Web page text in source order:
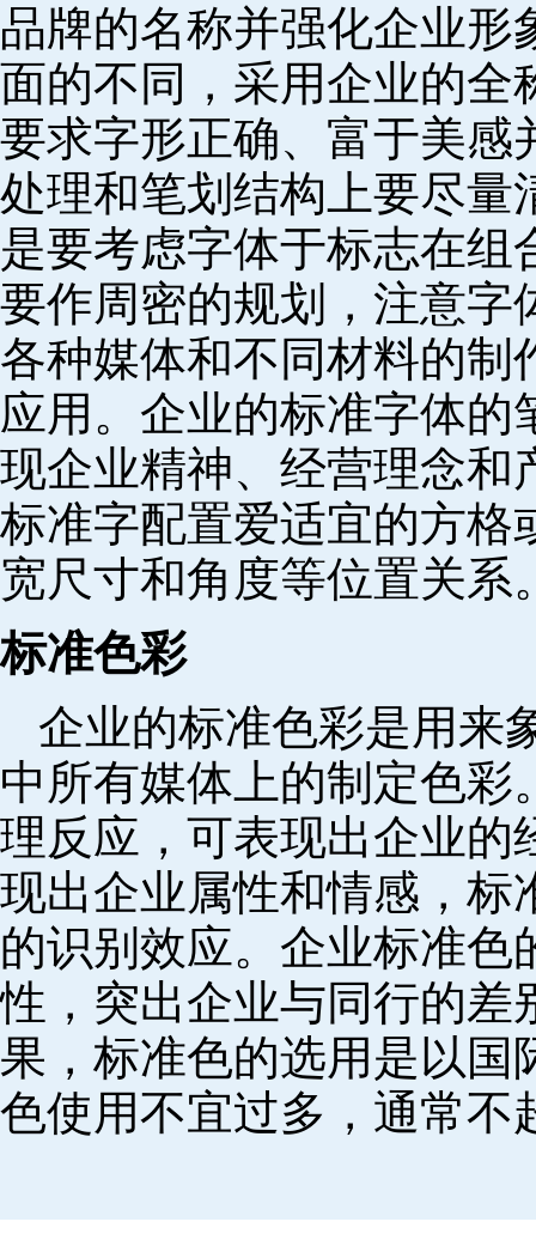
品牌的名称并强化企业
面的不同，采用企业的全
要求字形正确、富于美感
处理和笔划结构上要尽量
是要考虑字体于标志在
要作周密的规划，注意字
各种媒体和不同材料的制
应用。企业的标准字体
现企业精神、经营理念和
标准字配置爱适宜的方格
宽尺寸和角度等位置关系
标准色彩
企业的标准色彩是用来
中所有媒体上的制定色
理反应，可表现出企业的
现出企业属性和情感，标
的识别效应。企业标准
性，突出企业与同行的差
果，标准色的选用是以国
色使用不宜过多，通常不